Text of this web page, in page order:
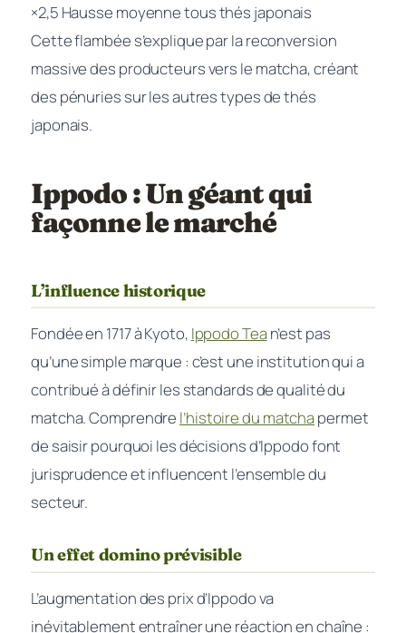
×2,5 Hausse moyenne tous thés japonais
Cette flambée s’explique par la reconversion
massive des producteurs vers le matcha, créant
des pénuries sur les autres types de thés
japonais.
Ippodo : Un géant qui
façonne le marché
L’influence historique
Fondée en 1717 à Kyoto, Ippodo Tean’est pas
qu’une simple marque : c’est une institution qui a
contribué à définir les standards de qualité du
matcha. Comprendre l’histoire du matchapermet
de saisir pourquoi les décisions d’Ippodo font
jurisprudence et influencent l’ensemble du
secteur.
Un effet domino prévisible
L’augmentation des prix d’Ippodo va
inévitablement entraîner une réaction en chaîne :